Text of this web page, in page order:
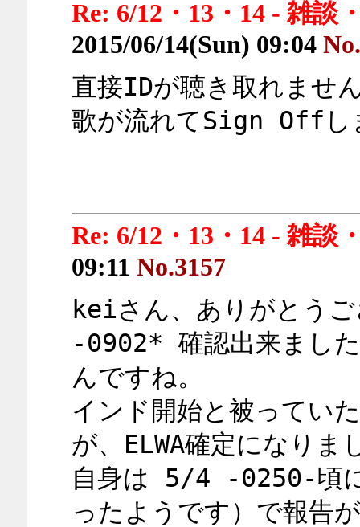
Re: 6/12・13・14 - 雑談
2015/06/14(Sun) 09:04
直接IDが聴き取れませ
歌が流れてSign Offし
Re: 6/12・13・14 - 雑談
09:11 No.3157
keiさん、ありがとう
-0902* 確認出来まし
んですね。
インド開始と被ってい
が、ELWA確定になりま
自身は 5/4 -0250-頃に
ったようです）で報告